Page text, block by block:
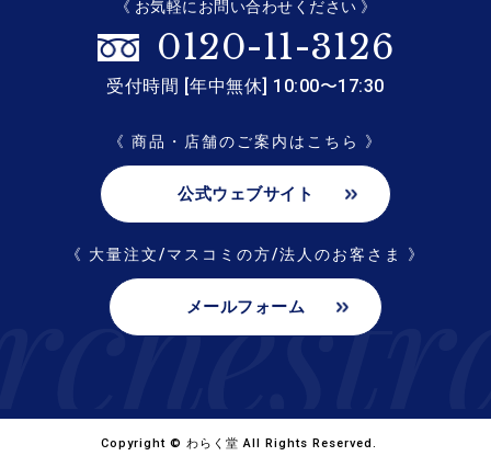
《 お気軽にお問い合わせください 》
0120-11-3126
受付時間 [年中無休] 10:00〜17:30
《 商品・店舗のご案内はこちら 》
公式ウェブサイト
《 大量注文/マスコミの方/法人のお客さま 》
メールフォーム
Copyright © わらく堂 All Rights Reserved.